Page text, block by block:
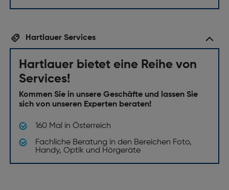
Hartlauer Services
Hartlauer bietet eine Reihe von
Services!
Kommen Sie in unsere Geschäfte und lassen Sie
sich von unseren Experten beraten!
160 Mal in Österreich
Fachliche Beratung in den Bereichen Foto,
Handy, Optik und Hörgeräte